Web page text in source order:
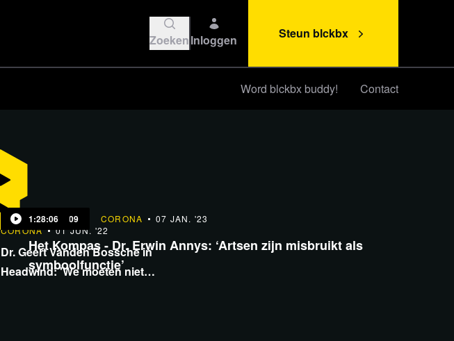
ZoekenInloggen Steun blckbx
Word blckbx buddy! Contact
40:09 CORONA 07 JAN. '23
Het Kompas - Dr. Erwin Annys: ‘Artsen zijn misbruikt als
symboolfunctie’
1:28:06
CORONA 01 JUN. '22
Dr. Geert Vanden Bossche in
Headwind: 'We moeten niet